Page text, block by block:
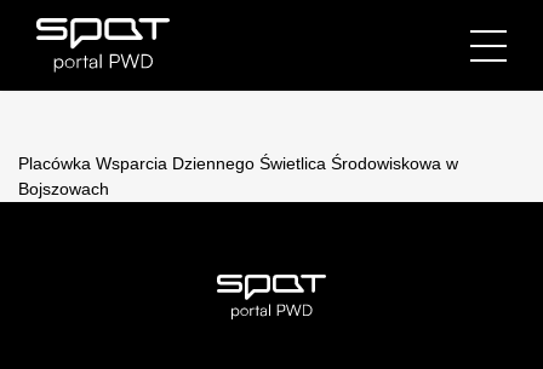
Placówka Wsparcia Dziennego Świetlica Środowiskowa w
Bojszowach